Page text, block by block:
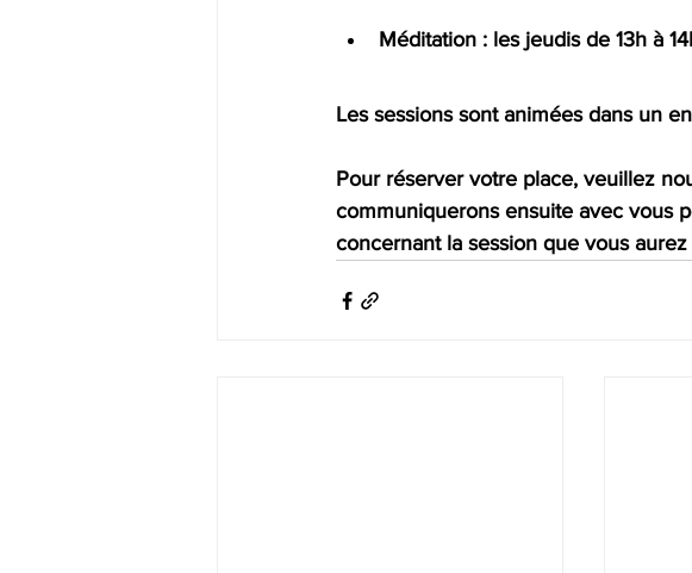
Méditation : les jeudis de 13h à
Les sessions sont animées dans un
Pour réserver votre place, veuillez
communiquerons ensuite avec vous
concernant la session que vous